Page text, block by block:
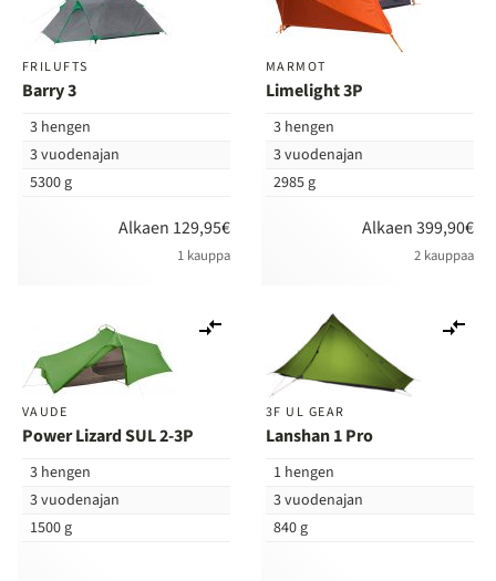
FRILUFTS
Barry 3
3 hengen
3 vuodenajan
5300 g
Alkaen 129,95€
1 kauppa
MARMOT
Limelight 3P
3 hengen
3 vuodenajan
2985 g
Alkaen 399,90€
2 kauppaa
VAUDE
Power Lizard SUL 2-3P
3 hengen
3 vuodenajan
1500 g
3F UL GEAR
Lanshan 1 Pro
1 hengen
3 vuodenajan
840 g